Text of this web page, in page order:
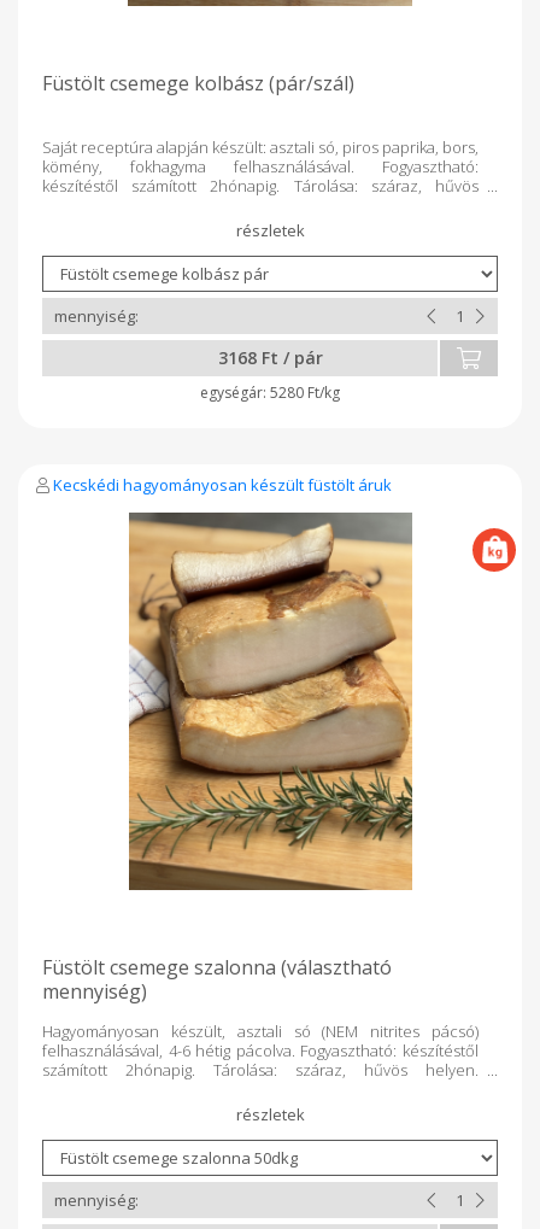
Füstölt csemege kolbász (pár/szál)
Saját receptúra alapján készült: asztali só, piros paprika, bors,
kömény, fokhagyma felhasználásával. Fogyasztható:
készítéstől számított 2hónapig. Tárolása: száraz, hűvös
3168 Ft / pár
5280 Ft/kg
Kecskédi hagyományosan készült füstölt áruk
Füstölt csemege szalonna (választható
mennyiség)
Hagyományosan készült, asztali só (NEM nitrites pácsó)
felhasználásával, 4-6 hétig pácolva. Fogyasztható: készítéstől
számított 2hónapig. Tárolása: száraz, hűvös helyen.